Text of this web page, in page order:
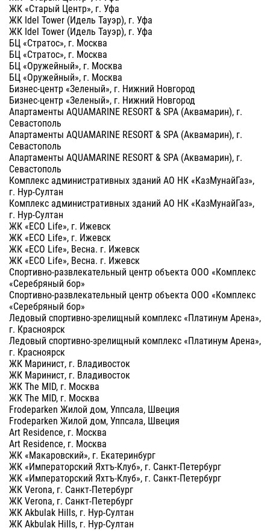
ЖК «Старый Центр», г. Уфа
ЖК Idel Tower (Идель Тауэр), г. Уфа
ЖК Idel Tower (Идель Тауэр), г. Уфа
БЦ «Стратос», г. Москва
БЦ «Стратос», г. Москва
БЦ «Оружейный», г. Москва
БЦ «Оружейный», г. Москва
Бизнес-центр «Зеленый», г. Нижний Новгород
Бизнес-центр «Зеленый», г. Нижний Новгород
Апартаменты AQUAMARINE RESORT & SPA (Аквамарин), г.
Севастополь
Апартаменты AQUAMARINE RESORT & SPA (Аквамарин), г.
Севастополь
Апартаменты AQUAMARINE RESORT & SPA (Аквамарин), г.
Севастополь
Комплекс административных зданий АО НК «КазМунайГаз»,
г. Нур-Султан
Комплекс административных зданий АО НК «КазМунайГаз»,
г. Нур-Султан
ЖК «ECO Life», г. Ижевск
ЖК «ECO Life», г. Ижевск
ЖК «ECO Life», Весна. г. Ижевск
ЖК «ECO Life», Весна. г. Ижевск
Спортивно-развлекательный центр объекта ООО «Комплекс
«Серебряный бор»
Спортивно-развлекательный центр объекта ООО «Комплекс
«Серебряный бор»
Ледовый спортивно-зрелищный комплекс «Платинум Арена»,
г. Красноярск
Ледовый спортивно-зрелищный комплекс «Платинум Арена»,
г. Красноярск
ЖК Маринист, г. Владивосток
ЖК Маринист, г. Владивосток
ЖК The MID, г. Москва
ЖК The MID, г. Москва
Frodeparken Жилой дом, Уппсала, Швеция
Frodeparken Жилой дом, Уппсала, Швеция
Art Residence, г. Москва
Art Residence, г. Москва
ЖК «Макаровский», г. Екатеринбург
ЖК «Императорский Яхтъ-Клуб», г. Санкт-Петербург
ЖК «Императорский Яхтъ-Клуб», г. Санкт-Петербург
ЖК Verona, г. Санкт-Петербург
ЖК Verona, г. Санкт-Петербург
ЖК Akbulak Hills, г. Нур-Султан
ЖК Akbulak Hills, г. Нур-Султан